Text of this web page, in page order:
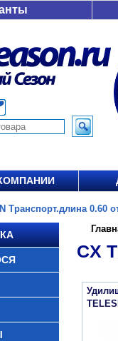
Транспорт.длина 0.60
CX